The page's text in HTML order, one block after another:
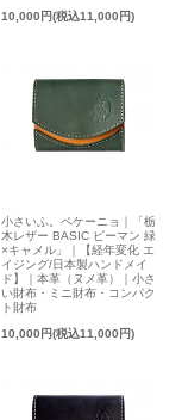
10,000円(税込11,000円)
小さいふ。ペケーニョ｜「栃
木レザー BASIC ピーマン 緑
×キャメル」｜【経年変化 エ
イジング/日本製ハンドメイ
ド】｜本革（ヌメ革）｜小さ
い財布・ミニ財布・コンパク
ト財布
10,000円(税込11,000円)